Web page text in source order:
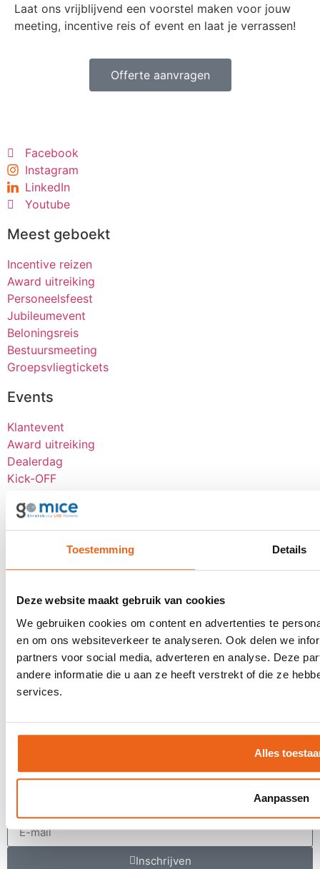
Toestemming Details
Deze website maakt gebruik van cookies
We gebruiken cookies om content en advertenties te
en om ons websiteverkeer te analyseren. Ook delen we
partners voor social media, adverteren en analyse. Deze
andere informatie die u aan ze heeft verstrekt of die ze
services.
Alles
Aanpassen
Laat ons vrijblijvend een voorstel maken voor jouw
meeting, incentive reis of event en laat je verrassen!
Offerte aanvragen
Facebook
Instagram
LinkedIn
Youtube
Meest geboekt
Incentive reizen
Award uitreiking
Personeelsfeest
Jubileumevent
Beloningsreis
Bestuursmeeting
Groepsvliegtickets
Events
Klantevent
Award uitreiking
Dealerdag
Kick-OFF
Bekijk alle
Over goMICE
Blog
Werken bij
Digitale tools
Stretch-methode
Klantervaringen
MVO
Offerte aanvragen
Een keer per maand inspiratie ontvangen
Inschrijven